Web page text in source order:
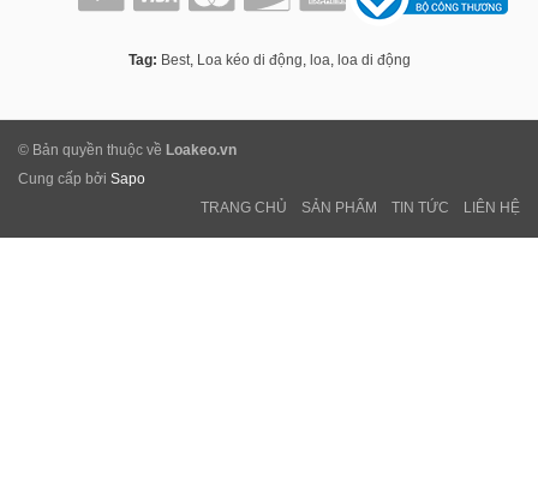
Tag: Best, Loa kéo di động, loa, loa di động
© Bản quyền thuộc về Loakeo.vn
Cung cấp bởi Sapo
TRANG CHỦ
SẢN PHẨM TIN TỨC LIÊN HỆ